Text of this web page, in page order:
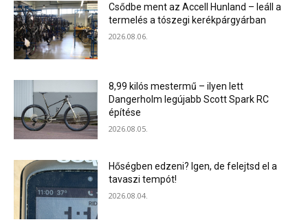
Csődbe ment az Accell Hunland – leáll a
termelés a tószegi kerékpárgyárban
2026.08.06.
8,99 kilós mestermű – ilyen lett
Dangerholm legújabb Scott Spark RC
építése
2026.08.05.
Hőségben edzeni? Igen, de felejtsd el a
tavaszi tempót!
2026.08.04.